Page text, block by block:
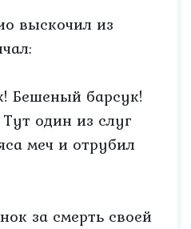
выскочил из
Бешеный барсук!
один из слуг
меч и отрубил
за смерть своей